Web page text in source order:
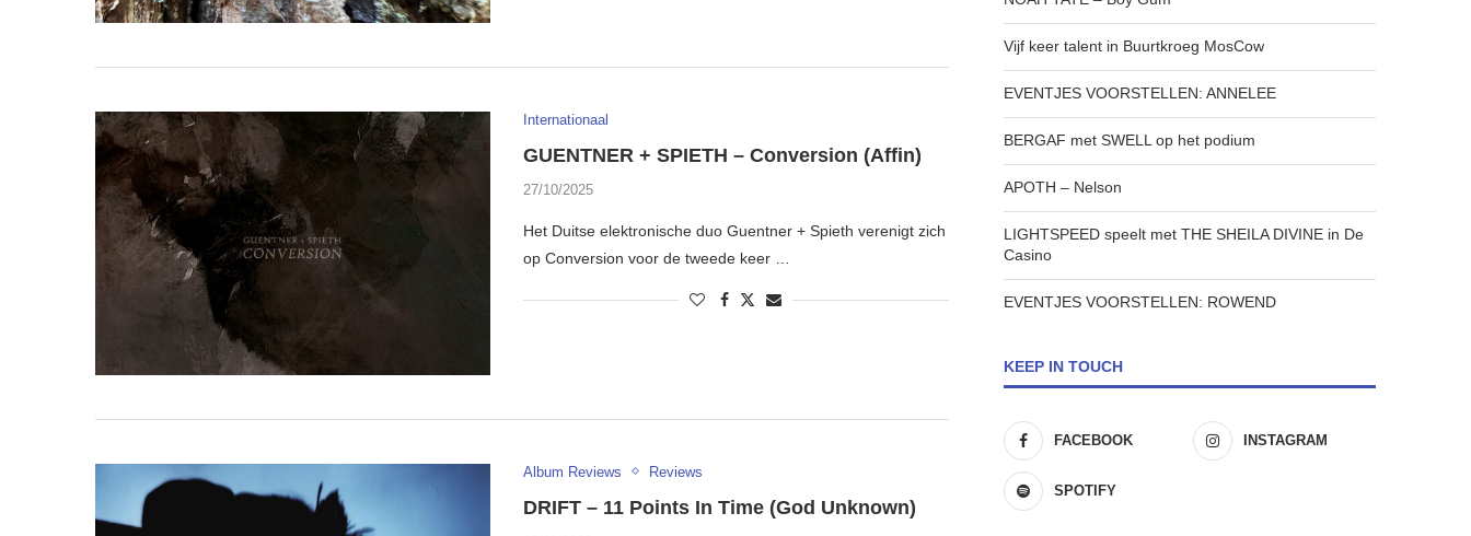
Internationaal
GUENTNER + SPIETH – Conversion (Affin)
27/10/2025
Het Duitse elektronische duo Guentner + Spieth verenigt zich
op Conversion voor de tweede keer …
Album Reviews Reviews
DRIFT – 11 Points In Time (God Unknown)
Vijf keer talent in Buurtkroeg MosCow
EVENTJES VOORSTELLEN: ANNELEE
BERGAF met SWELL op het podium
APOTH – Nelson
LIGHTSPEED speelt met THE SHEILA DIVINE in De
Casino
EVENTJES VOORSTELLEN: ROWEND
KEEP IN TOUCH
FACEBOOK INSTAGRAM
SPOTIFY